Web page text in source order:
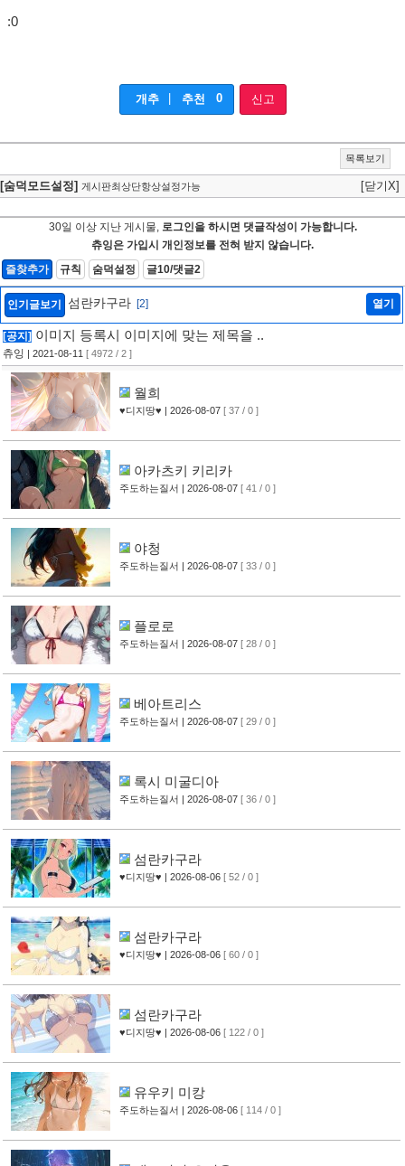
:0
개추 추천 0 신고
목록보기
[숨덕모드설정] 게시판최상단항상설정가능 [닫기X]
30일 이상 지난 게시물, 로그인을 하시면 댓글작성이 가능합니다.
츄잉은 가입시 개인정보를 전혀 받지 않습니다.
즐찾추가
규칙 숨덕설정 글10/댓글2
인기글보기 섬란카구라 [2] 열기
[공지] 이미지 등록시 이미지에 맞는 제목을 ..
츄잉 | 2021-08-11 [ 4972 / 2 ]
월희
♥디지땅♥ | 2026-08-07 [ 37 / 0 ]
아카츠키 키리카
주도하는질서 | 2026-08-07 [ 41 / 0 ]
야청
주도하는질서 | 2026-08-07 [ 33 / 0 ]
플로로
주도하는질서 | 2026-08-07 [ 28 / 0 ]
베아트리스
주도하는질서 | 2026-08-07 [ 29 / 0 ]
록시 미굴디아
주도하는질서 | 2026-08-07 [ 36 / 0 ]
섬란카구라
♥디지땅♥ | 2026-08-06 [ 52 / 0 ]
섬란카구라
♥디지땅♥ | 2026-08-06 [ 60 / 0 ]
섬란카구라
♥디지땅♥ | 2026-08-06 [ 122 / 0 ]
유우키 미캉
주도하는질서 | 2026-08-06 [ 114 / 0 ]